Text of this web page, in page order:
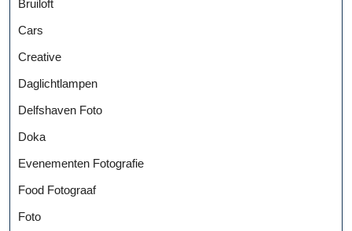
Bruiloft
Cars
Creative
Daglichtlampen
Delfshaven Foto
Doka
Evenementen Fotografie
Food Fotograaf
Foto